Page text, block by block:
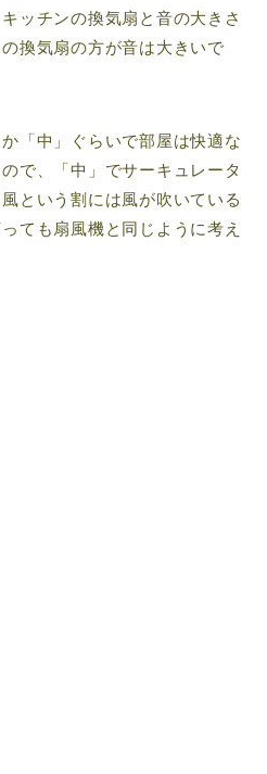
ッチンの換気扇と音の大きさ
換気扇の方が音は大きいで
「中」ぐらいで部屋は快適な
で、「中」でサーキュレータ
という割には風が吹いている
ても扇風機と同じように考え